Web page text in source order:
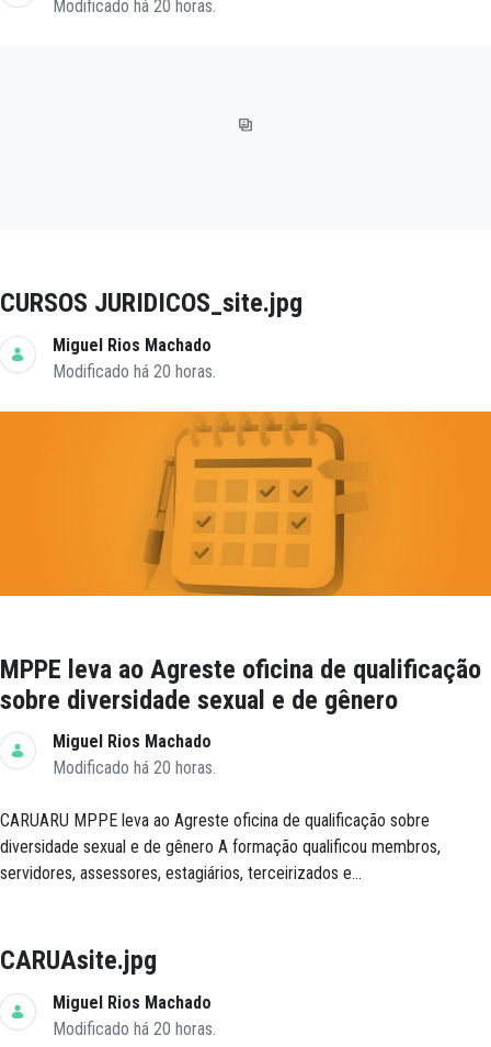
Modificado há 20 horas.
CURSOS JURIDICOS_site.jpg
Miguel Rios Machado
Modificado há 20 horas.
MPPE leva ao Agreste oficina de qualificação
sobre diversidade sexual e de gênero
Miguel Rios Machado
Modificado há 20 horas.
CARUARU MPPE leva ao Agreste oficina de qualificação sobre
diversidade sexual e de gênero A formação qualificou membros,
servidores, assessores, estagiários, terceirizados e...
CARUAsite.jpg
Miguel Rios Machado
Modificado há 20 horas.